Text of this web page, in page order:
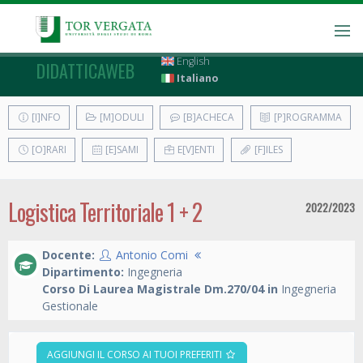
DIDATTICAWEB
English
Italiano
[I]NFO [M]ODULI [B]ACHECA [P]ROGRAMMA
[O]RARI [E]SAMI E[V]ENTI [F]ILES
Logistica Territoriale 1 + 2 2022/2023
Docente:
Antonio Comi
Dipartimento: Ingegneria
Corso Di Laurea Magistrale Dm.270/04 in Ingegneria
Gestionale
AGGIUNGI IL CORSO AI TUOI PREFERITI